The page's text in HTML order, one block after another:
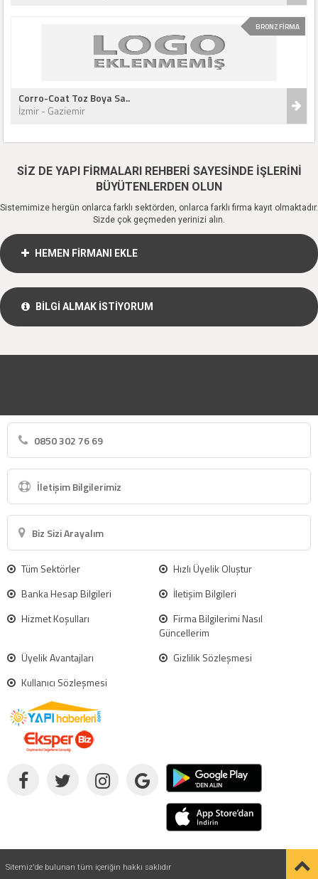
BRONZ FİRMA
Corro-Coat Toz Boya Sa..
İzmir - Gaziemir
SİZ DE YAPI FİRMALARI REHBERİ SAYESİNDE İŞLERİNİ
BÜYÜTENLERDEN OLUN
Sistemimize hergün onlarca farklı sektörden, onlarca farklı firma kayıt olmaktadır.
Sizde çok geçmeden yerinizi alın.
HEMEN FİRMANI EKLE
BİLGİ ALMAK İSTİYORUM
0850 302 76 69
İletişim Bilgilerimiz
Biz Sizi Arayalım
Tüm Sektörler
Hızlı Üyelik Oluştur
Banka Hesap Bilgileri
İletişim Bilgileri
Hizmet Koşulları
Firma Bilgilerimi Nasıl
Güncellerim
Üyelik Avantajları
Gizlilik Sözleşmesi
Kullanıcı Sözleşmesi
Sitemiz'de bulunan tüm içeriğin hakkı saklıdır